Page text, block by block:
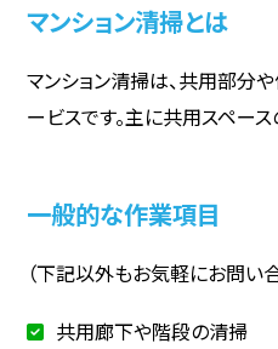
マンション清掃とは
マンション清掃は、共用部分
ービスです。主に共用スペー
一般的な作業項目
（下記以外もお気軽にお問い
共用廊下や階段の清掃